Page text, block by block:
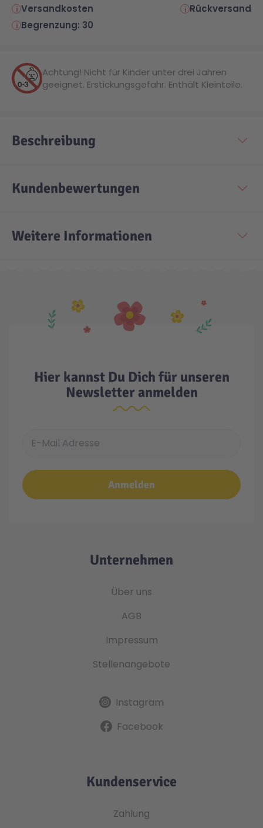
Speed Champions
Star Wars™
Technic
Wiltopia
Aktion
Spiel-Ei
Versandkosten
Rückversand
Begrenzung: 30
Achtung! Nicht für Kinder unter drei Jahren
geeignet. Erstickungsgefahr. Enthält Kleinteile.
Beschreibung
Kundenbewertungen
Weitere Informationen
Hier kannst Du Dich für unseren
Newsletter anmelden
Anmelden
Unternehmen
Über uns
AGB
Impressum
Stellenangebote
Instagram
Facebook
Kundenservice
Zahlung